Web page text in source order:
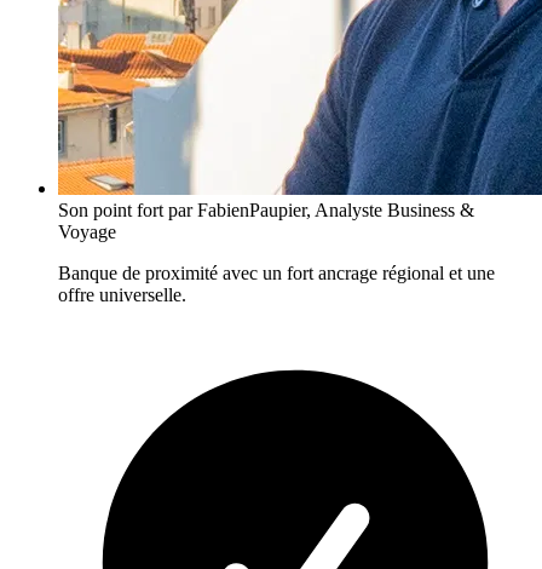
Son point fort par FabienPaupier, Analyste Business &
Voyage
Banque de proximité avec un fort ancrage régional et une
offre universelle.